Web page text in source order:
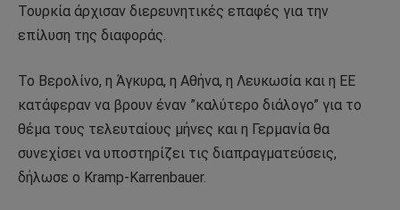
Τουρκία άρχισαν διερευνητικές επαφές για την
επίλυση της διαφοράς.
Το Βερολίνο, η Άγκυρα, η Αθήνα, η Λευκωσία και η ΕΕ
κατάφεραν να βρουν έναν ”καλύτερο διάλογο” για το
θέμα τους τελευταίους μήνες και η Γερμανία θα
συνεχίσει να υποστηρίζει τις διαπραγματεύσεις,
δήλωσε ο Kramp-Karrenbauer.